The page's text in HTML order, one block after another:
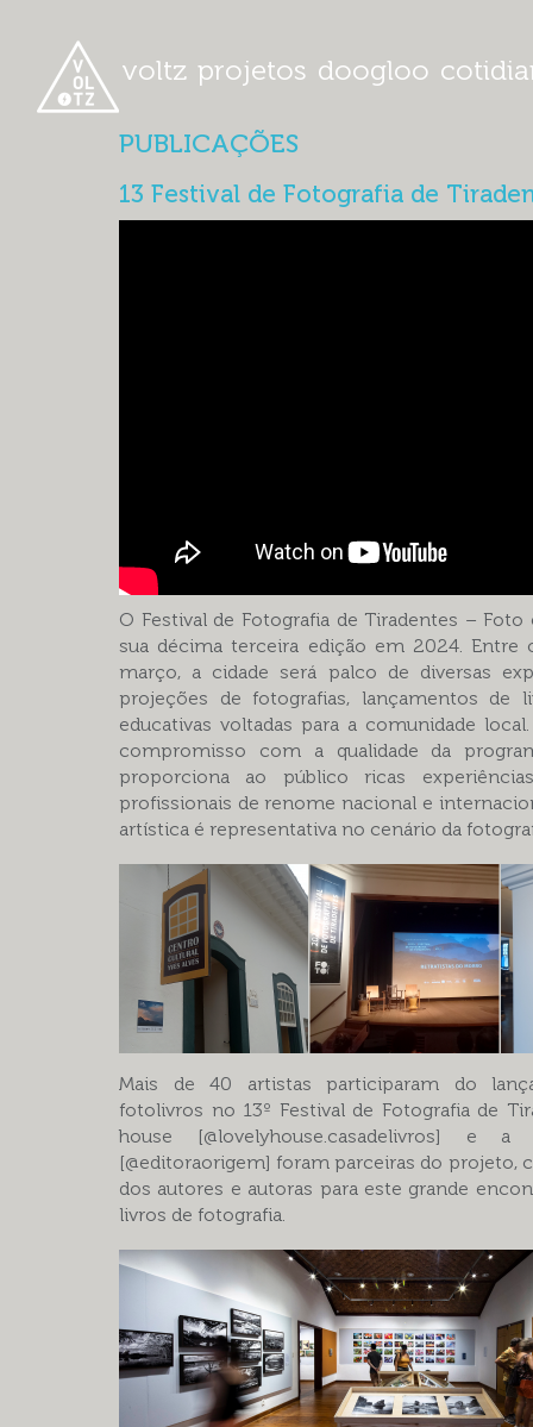
voltz projetos doogloo
PUBLICAÇÕES
13 Festival de Fotografia de
O Festival de Fotografia de Tiradentes – Foto
sua décima terceira edição em 2024. Entre
março, a cidade será palco de diversas
projeções de fotografias, lançamentos de
educativas voltadas para a comunidade
compromisso com a qualidade da
proporciona ao público ricas
profissionais de renome nacional e
artística é representativa no cenário da
Mais de 40 artistas participaram do
fotolivros no 13º Festival de Fotografia de
house [@lovelyhouse.casadelivros] e
[@editoraorigem] foram parceiras do projeto,
dos autores e autoras para este grande
livros de fotografia.